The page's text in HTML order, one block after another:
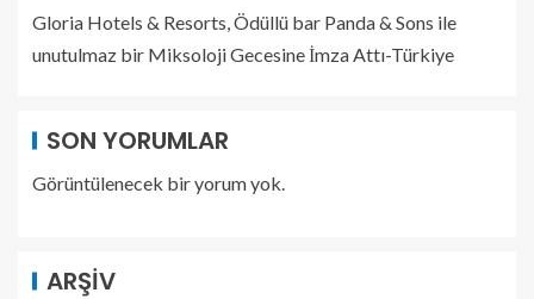
Gloria Hotels & Resorts, Ödüllü bar Panda & Sons ile
unutulmaz bir Miksoloji Gecesine İmza Attı-Türkiye
SON YORUMLAR
Görüntülenecek bir yorum yok.
ARŞIV